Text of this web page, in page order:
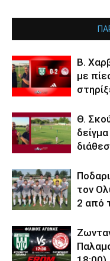
Β.
με
Θ.
τον
2 από